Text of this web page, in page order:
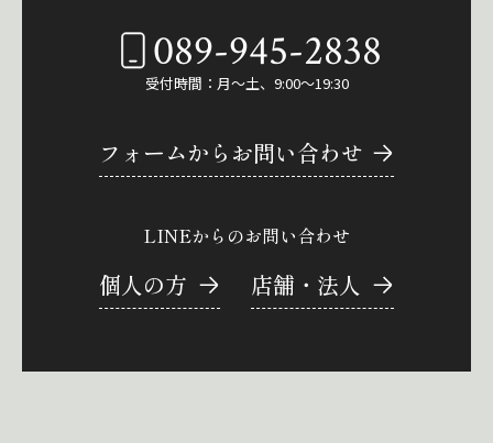
089-945-2838
受付時間：月～土、9:00～19:30
フォームからお問い合わせ
LINEからのお問い合わせ
個人の方 店舗・法人